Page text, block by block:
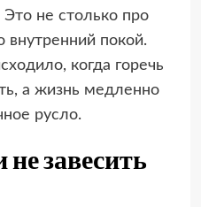
не столько про
внутренний покой.
когда горечь
а жизнь медленно
русло.
не завесить